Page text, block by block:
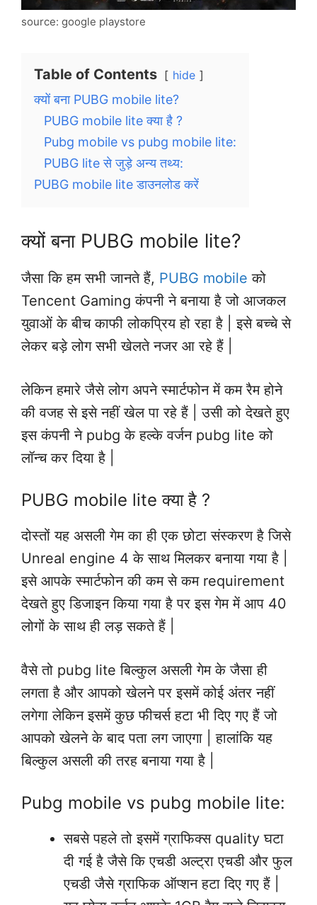
source: google playstore
Table of Contents hide
क्यों बना PUBG mobile lite?
PUBG mobile lite क्या है ?
Pubg mobile vs pubg mobile lite:
PUBG lite से जुड़े अन्य तथ्य:
PUBG mobile lite डाउनलोड करें
क्यों बना PUBG mobile lite?
जैसा कि हम सभी जानते हैं, PUBG mobile को
Tencent Gaming कंपनी ने बनाया है जो आजकल
युवाओं के बीच काफी लोकप्रिय हो रहा है | इसे बच्चे से
लेकर बड़े लोग सभी खेलते नजर आ रहे हैं |
लेकिन हमारे जैसे लोग अपने स्मार्टफोन में कम रैम होने
की वजह से इसे नहीं खेल पा रहे हैं | उसी को देखते हुए
इस कंपनी ने pubg के हल्के वर्जन pubg lite को
लॉन्च कर दिया है |
PUBG mobile lite क्या है ?
दोस्तों यह असली गेम का ही एक छोटा संस्करण है जिसे
Unreal engine 4 के साथ मिलकर बनाया गया है |
इसे आपके स्मार्टफोन की कम से कम requirement
देखते हुए डिजाइन किया गया है पर इस गेम में आप 40
लोगों के साथ ही लड़ सकते हैं |
वैसे तो pubg lite बिल्कुल असली गेम के जैसा ही
लगता है और आपको खेलने पर इसमें कोई अंतर नहीं
लगेगा लेकिन इसमें कुछ फीचर्स हटा भी दिए गए हैं जो
आपको खेलने के बाद पता लग जाएगा | हालांकि यह
बिल्कुल असली की तरह बनाया गया है |
Pubg mobile vs pubg mobile lite:
सबसे पहले तो इसमें ग्राफिक्स quality घटा
दी गई है जैसे कि एचडी अल्ट्रा एचडी और फुल
एचडी जैसे ग्राफिक ऑप्शन हटा दिए गए हैं |